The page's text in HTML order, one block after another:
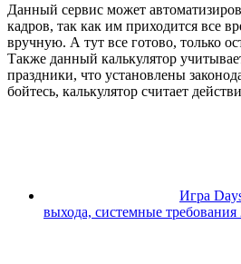
Данный сервис может
кадров, так как им приходится все
вручную. А тут все готово, только
Также данный калькулятор
праздники, что установлены
бойтесь, калькулятор считает
Игра
выхода, системные требования